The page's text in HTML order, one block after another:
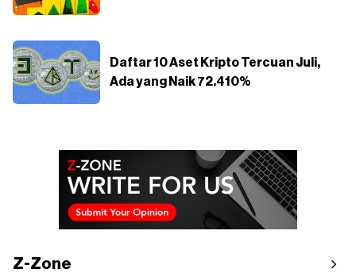
Daftar 10 Aset Kripto Tercuan Juli,
Ada yang Naik 72.410%
Z-Zone